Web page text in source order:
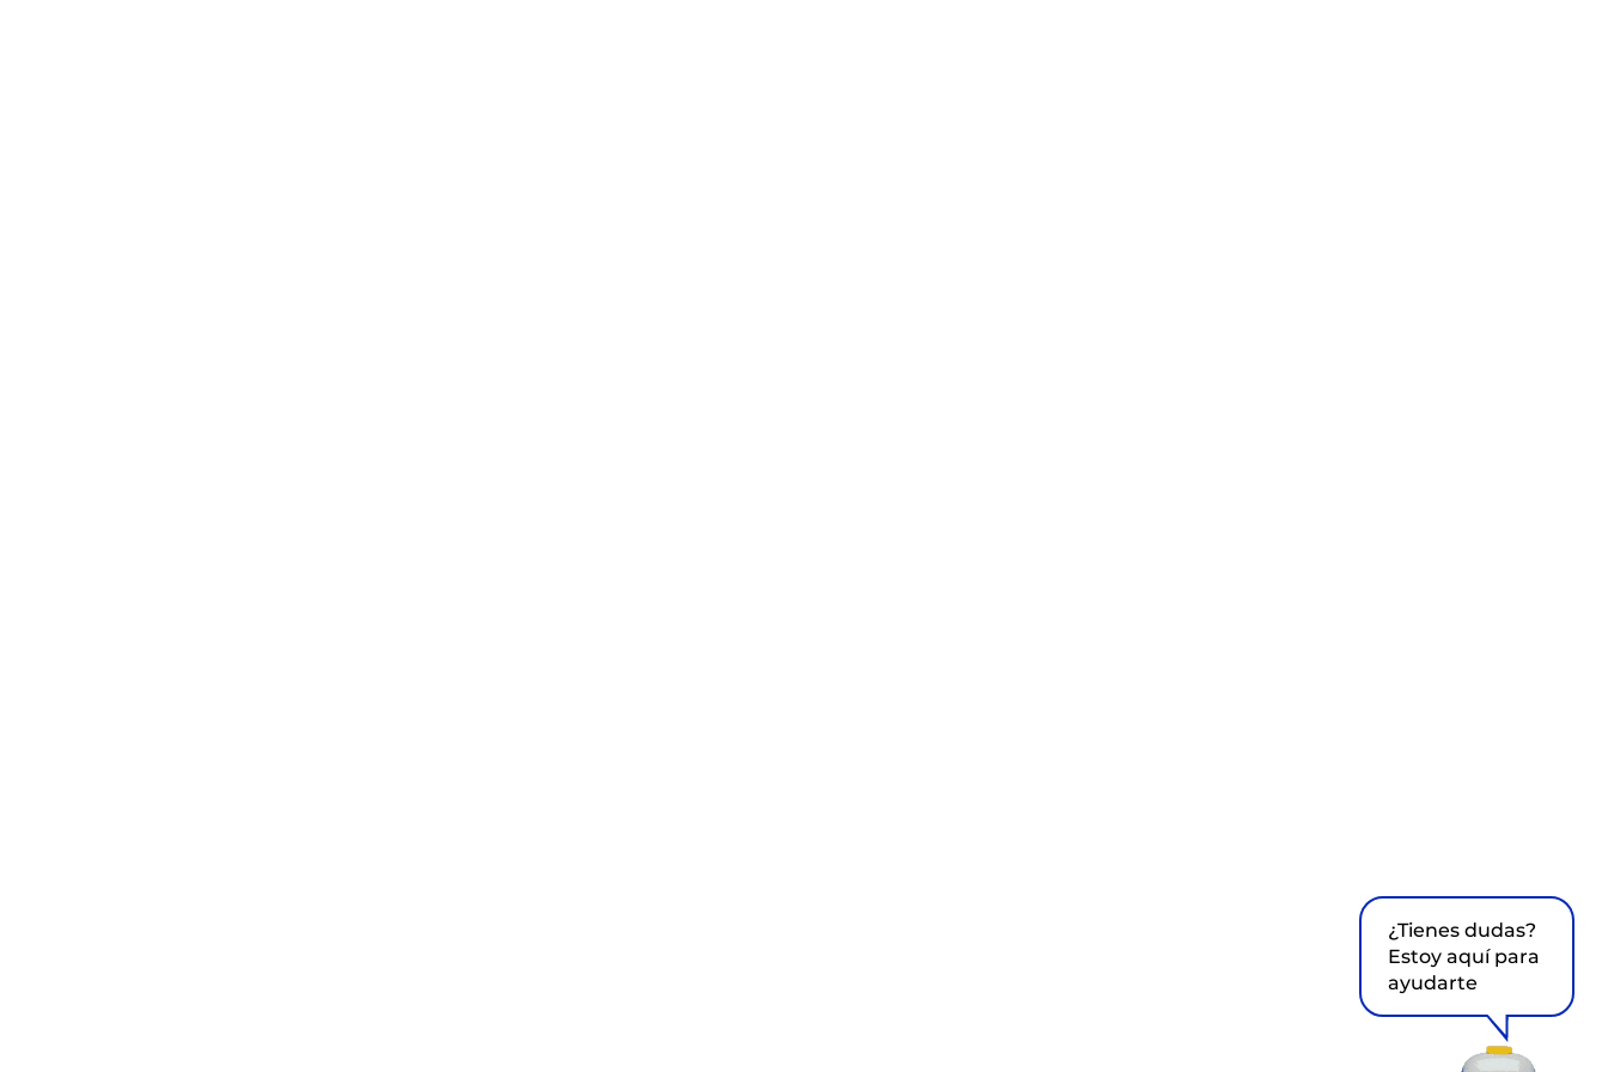
¿Tienes dudas?
Estoy aquí para
ayudarte